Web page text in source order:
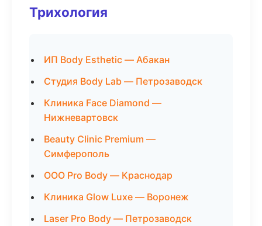
Трихология
ИП Body Esthetic — Абакан
Студия Body Lab — Петрозаводск
Клиника Face Diamond —
Нижневартовск
Beauty Clinic Premium —
Симферополь
ООО Pro Body — Краснодар
Клиника Glow Luxe — Воронеж
Laser Pro Body — Петрозаводск